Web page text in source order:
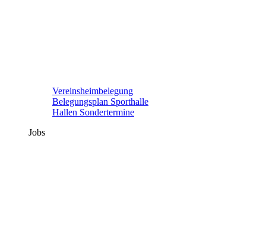
Vereinsheimbelegung
Belegungsplan Sporthalle
Hallen Sondertermine
Jobs